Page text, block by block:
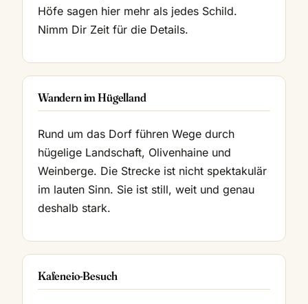
Höfe sagen hier mehr als jedes Schild.
Nimm Dir Zeit für die Details.
Wandern im Hügelland
Rund um das Dorf führen Wege durch
hügelige Landschaft, Olivenhaine und
Weinberge. Die Strecke ist nicht spektakulär
im lauten Sinn. Sie ist still, weit und genau
deshalb stark.
Kafeneio-Besuch